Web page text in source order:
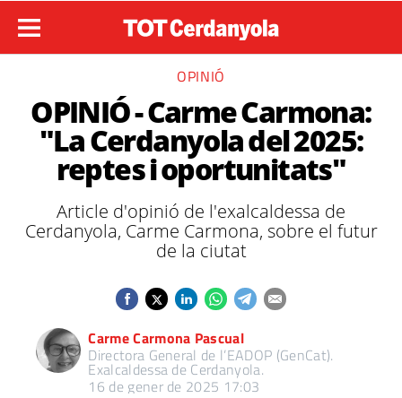
OPINIÓ
OPINIÓ - Carme Carmona:
"La Cerdanyola del 2025:
reptes i oportunitats"
Article d'opinió de l'exalcaldessa de
Cerdanyola, Carme Carmona, sobre el futur
de la ciutat
Carme Carmona Pascual
Directora General de l’EADOP (GenCat).
Exalcaldessa de Cerdanyola.
16 de gener de 2025 17:03